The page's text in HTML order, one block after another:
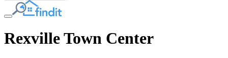
Rexville Town Center